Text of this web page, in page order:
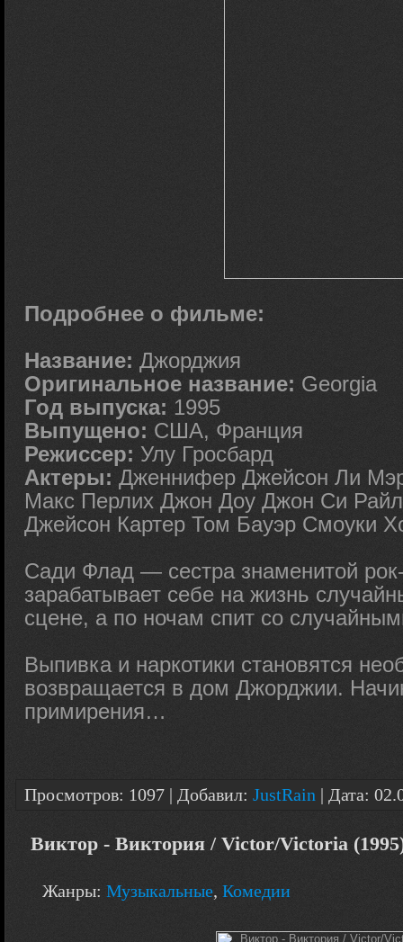
Подробнее о фильме:
Название: Джорджия
Оригинальное название: Georgia
Год выпуска: 1995
Выпущено: США, Франция
Режиссер: Улу Гросбард
Актеры: Дженнифер Джейсон Ли
Макс Перлих Джон Доу Джон Си
Джейсон Картер Том Бауэр Смоуки
Сади Флад — сестра знаменитой
зарабатывает себе на жизнь
сцене, а по ночам спит со
Выпивка и наркотики становятся
возвращается в дом Джорджии.
примирения…
Просмотров: 1097 | Добавил: JustRain | Дата:
Виктор - Виктория / Victor/Victoria
Жанры: Музыкальные, Комедии